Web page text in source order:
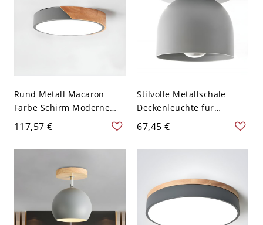
Rund Metall Macaron
Farbe Schirm Moderne
Deckenlampe Holz
Gehäuse LED 1-Licht
Deckenleuchte - Grau
117,57 €
Stilvolle Metallschale
Deckenleuchte für
moderne Häuser mit
abwärts gerichtetem
Eisenschirm - 110V-120V
67,45 €